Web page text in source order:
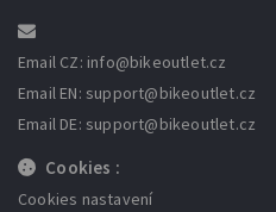
Email CZ: info@bikeoutlet.cz
Email EN: support@bikeoutlet.cz
Email DE: support@bikeoutlet.cz
Cookies :
Cookies nastavení